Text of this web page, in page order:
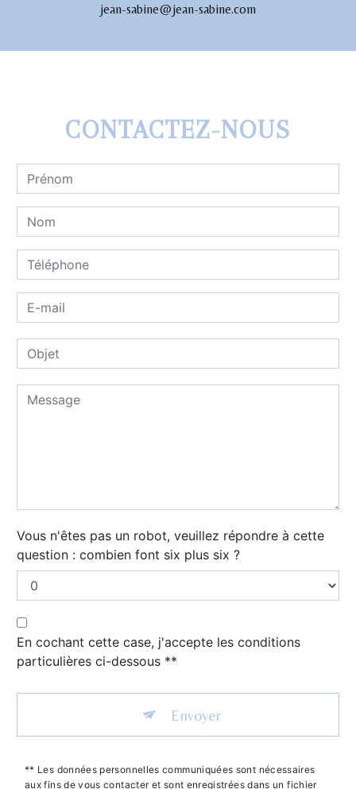
jean-sabine@jean-sabine.com
CONTACTEZ-NOUS
Vous n'êtes pas un robot, veuillez répondre à cette
question : combien font six plus six ?
En cochant cette case, j'accepte les conditions
particulières ci-dessous **
Envoyer
** Les données personnelles communiquées sont nécessaires
aux fins de vous contacter et sont enregistrées dans un fichier